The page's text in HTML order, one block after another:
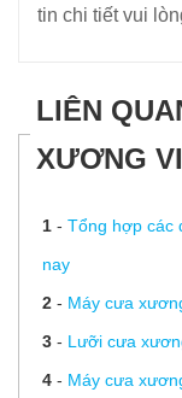
tin chi tiết vui
LIÊN
XƯƠNG
1- Tổng hợp các
nay
2- Máy cưa
3- Lưỡi cưa
4- Máy cưa